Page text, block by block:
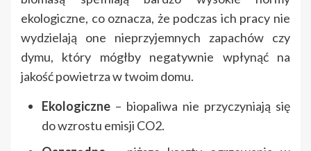
ekologiczne, co oznacza, że podczas ich pracy nie
wydzielają one nieprzyjemnych zapachów czy
dymu, który mógłby negatywnie wpłynąć na
jakość powietrza w twoim domu.
Ekologiczne – biopaliwa nie przyczyniają się
do wzrostu emisji CO2.